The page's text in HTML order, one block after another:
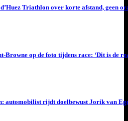
Triathlon over korte afstand, geen
Browne op de foto tijdens race: ‘Dit is de
automobilist rijdt doelbewust Jorik van